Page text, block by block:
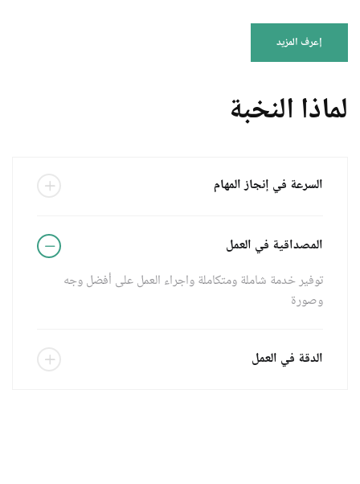
إعرف المزيد
لماذا النخبة
السرعة في إنجاز المهام
المصداقية في العمل
توفير خدمة شاملة ومتكاملة واجراء العمل على أفضل وجه
وصورة
الدقة في العمل